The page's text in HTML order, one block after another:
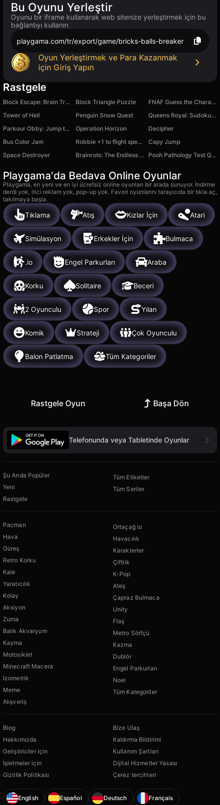
Bu Oyunu Yerleştir
Oyunu bir iframe kullanarak web sitenize yerleştirmek için bu
bağlantıyı kullanın
playgama.com/tr/export/game/bricks-balls-breaker
Oyun Yerleştirmek ve Para Kazanmak
için Giriş Yapın
Rastgele
Block Escape: Brain Training Block Triangle Puzzle
FNAF Guess the Character
Tower of Hell
Penguin Snow Quest
Queens Royal: Sudoku Puzzle
Parkour Obby: Jump to Victory
Operation Horizon
Decipher
Bus Color Jam
Robbie +1 to flight speed
Capy Jump
Space Destroyer
Brainrots: The Endless Stair Pooh Pathology Test Quiz
Playgama'da Bedava Online Oyunlar
Playgama, en yeni ve en iyi ücretsiz online oyunları bir arada sunuyor. İndirme
derdi yok, itici reklam yok, pop-up yok. Favori oyunlarını tarayıcıda bir tıkla aç,
takılmaya başla.
Tıklama Atış Kızlar İçin Atari
Simülasyon Erkekler İçin Bulmaca
.io Engel Parkurları Araba
Korku Solitaire Beceri
2 Oyunculu Spor Yılan
Komik Strateji Çok Oyunculu
Balon Patlatma Tüm Kategoriler
Rastgele Oyun Başa Dön
Telefonunda veya Tabletinde Oyunlar
Şu Anda Popüler
Yeni
Rastgele
Tüm Etiketler
Tüm Seriler
Pacman
Hava
Güreş
Retro Korku
Kale
Yaratıcılık
Kolay
Aksiyon
Zuma
Balık Akvaryum
Kayma
Motosiklet
Minecraft Macera
İzometrik
Meme
Alışveriş
Ortaçağ io
Havacılık
Karakterler
Çiftlik
K-Pop
Ateş
Çapraz Bulmaca
Unity
Flaş
Metro Sörfçü
Kazma
Dublör
Engel Parkurları
Noel
Tüm Kategoriler
Blog
Hakkımızda
Geliştiriciler için
İşletmeler için
Gizlilik Politikası
Bize Ulaş
Kaldırma Bildirimi
Kullanım Şartları
Dijital Hizmetler Yasası
Çerez tercihleri
English Español Deutsch Français